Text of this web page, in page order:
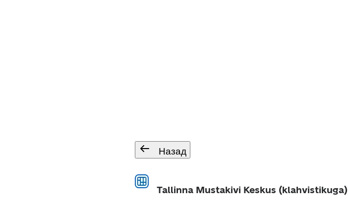
Назад
Tallinna Mustakivi Keskus (klahvistikuga)